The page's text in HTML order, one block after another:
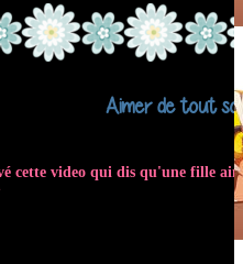
Aimer de tout
cette video qui dis qu'une fille